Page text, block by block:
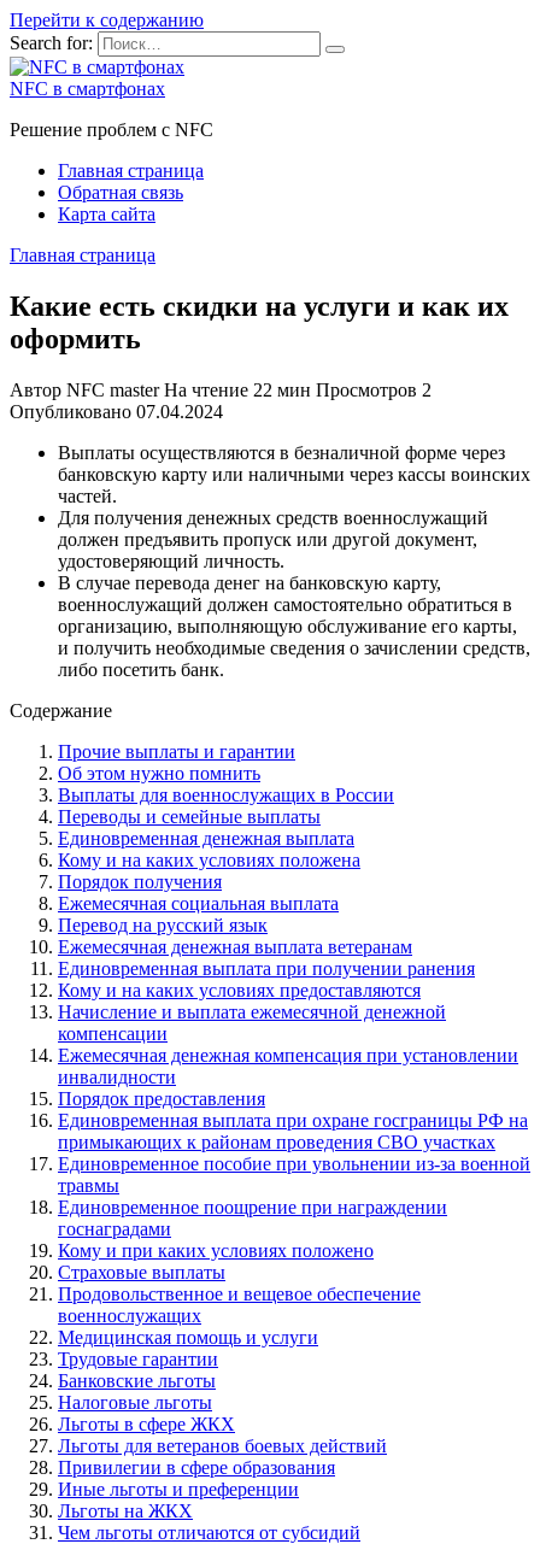
Перейти к содержанию
Search for:
NFC в смартфонах
Решение проблем с NFC
Главная страница
Обратная связь
Карта сайта
Главная страница
Какие есть скидки на услуги и как их
оформить
Автор NFC master На чтение 22 мин Просмотров 2
Опубликовано 07.04.2024
Выплаты осуществляются в безналичной форме через
банковскую карту или наличными через кассы воинских
частей.
Для получения денежных средств военнослужащий
должен предъявить пропуск или другой документ,
удостоверяющий личность.
В случае перевода денег на банковскую карту,
военнослужащий должен самостоятельно обратиться в
организацию, выполняющую обслуживание его карты,
и получить необходимые сведения о зачислении средств,
либо посетить банк.
Содержание
Прочие выплаты и гарантии
Об этом нужно помнить
Выплаты для военнослужащих в России
Переводы и семейные выплаты
Единовременная денежная выплата
Кому и на каких условиях положена
Порядок получения
Ежемесячная социальная выплата
Перевод на русский язык
Ежемесячная денежная выплата ветеранам
Единовременная выплата при получении ранения
Кому и на каких условиях предоставляются
Начисление и выплата ежемесячной денежной
компенсации
Ежемесячная денежная компенсация при установлении
инвалидности
Порядок предоставления
Единовременная выплата при охране госграницы РФ на
примыкающих к районам проведения СВО участках
Единовременное пособие при увольнении из-за военной
травмы
Единовременное поощрение при награждении
госнаградами
Кому и при каких условиях положено
Страховые выплаты
Продовольственное и вещевое обеспечение
военнослужащих
Медицинская помощь и услуги
Трудовые гарантии
Банковские льготы
Налоговые льготы
Льготы в сфере ЖКХ
Льготы для ветеранов боевых действий
Привилегии в сфере образования
Иные льготы и преференции
Льготы на ЖКХ
Чем льготы отличаются от субсидий